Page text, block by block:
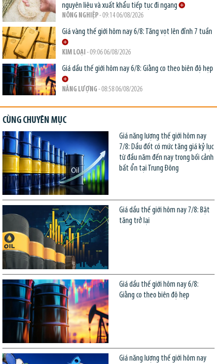
nguyên liệu và xuất khẩu tiếp tục đi ngang
NÔNG NGHIỆP- 09:14 06/08/2026
Giá vàng thế giới hôm nay 6/8: Tăng vọt lên đỉnh 7 tuần
KIM LOẠI - 09:06 06/08/2026
Giá dầu thế giới hôm nay 6/8: Giằng co theo biên độ hẹp
NĂNG LƯỢNG - 08:58 06/08/2026
CÙNG CHUYÊN MỤC
Giá năng lượng thế giới hôm nay
7/8: Dầu đốt có mức tăng giá kỷ lục
từ đầu năm đến nay trong bối cảnh
bất ổn tại Trung Đông
Giá dầu thế giới hôm nay 7/8: Bật
tăng trở lại
Giá dầu thế giới hôm nay 6/8:
Giằng co theo biên độ hẹp
Giá năng lượng thế giới hôm nay